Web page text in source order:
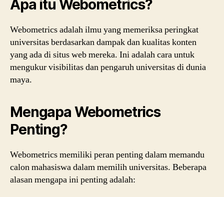
Apa itu Webometrics?
Webometrics adalah ilmu yang memeriksa peringkat
universitas berdasarkan dampak dan kualitas konten
yang ada di situs web mereka. Ini adalah cara untuk
mengukur visibilitas dan pengaruh universitas di dunia
maya.
Mengapa Webometrics
Penting?
Webometrics memiliki peran penting dalam memandu
calon mahasiswa dalam memilih universitas. Beberapa
alasan mengapa ini penting adalah: